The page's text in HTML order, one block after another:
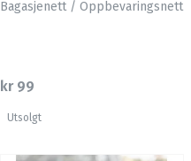
Bagasjenett / Oppbevaringsnett
kr 99
Utsolgt